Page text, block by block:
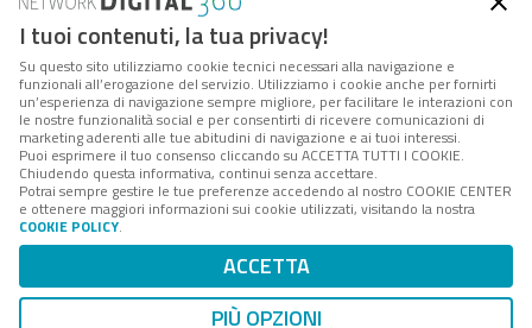
Forumpa.itè una pubblicazione telematica iscritta
presso Registro della stampa del Tribunale di Roma -
Reg. n. 182 del 2 maggio 2008 - Direttore resp. Michela
Stentella
FPA s.r.l. è società soggetta a Direzione e
Coordinamento da parte di Digital360 S.p.A. - FPA s.r.l.
è un'azienda certificata per il sistema di management
Codice Fiscale/Partita IVA n. 10693191008 - R.E.A. Roma
n. 1249791. ISP AWS
Mappa del sito
I tuoi contenuti, la tua privacy!
Su questo sito utilizziamo cookie tecnici necessari alla navigazione e
funzionali all’erogazione del servizio. Utilizziamo i cookie anche per fornirti
un’esperienza di navigazione sempre migliore, per facilitare le interazioni con
le nostre funzionalità social e per consentirti di ricevere comunicazioni di
marketing aderenti alle tue abitudini di navigazione e ai tuoi interessi.
Puoi esprimere il tuo consenso cliccando su ACCETTA TUTTI I COOKIE.
Chiudendo questa informativa, continui senza accettare.
Potrai sempre gestire le tue preferenze accedendo al nostro COOKIE CENTER
e ottenere maggiori informazioni sui cookie utilizzati, visitando la nostra
COOKIE POLICY.
ACCETTA
PIÙ OPZIONI